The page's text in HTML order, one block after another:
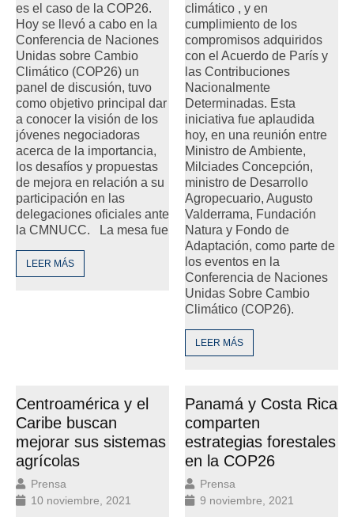
es el caso de la COP26.
Hoy se llevó a cabo en la
Conferencia de Naciones
Unidas sobre Cambio
Climático (COP26) un
panel de discusión, tuvo
como objetivo principal dar
a conocer la visión de los
jóvenes negociadoras
acerca de la importancia,
los desafíos y propuestas
de mejora en relación a su
participación en las
delegaciones oficiales ante
la CMNUCC. La mesa fue
LEER MÁS
climático , y en
cumplimiento de los
compromisos adquiridos
con el Acuerdo de París y
las Contribuciones
Nacionalmente
Determinadas. Esta
iniciativa fue aplaudida
hoy, en una reunión entre
Ministro de Ambiente,
Milciades Concepción,
ministro de Desarrollo
Agropecuario, Augusto
Valderrama, Fundación
Natura y Fondo de
Adaptación, como parte de
los eventos en la
Conferencia de Naciones
Unidas Sobre Cambio
Climático (COP26).
LEER MÁS
Centroamérica y el
Caribe buscan
mejorar sus sistemas
agrícolas
Prensa
10 noviembre, 2021
Panamá y Costa Rica
comparten
estrategias forestales
en la COP26
Prensa
9 noviembre, 2021